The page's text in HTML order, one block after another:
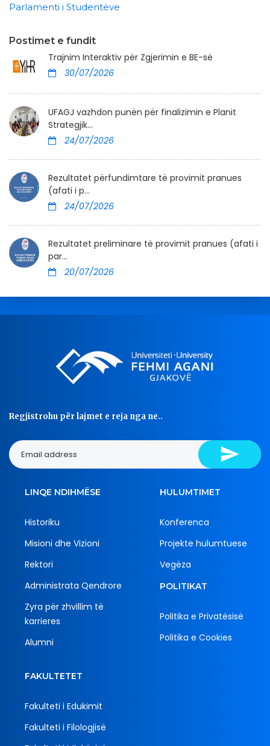
Parlamenti i Studentëve
Postimet e fundit
Trajnim Interaktiv për Zgjerimin e BE-së
30/07/2026
UFAGJ vazhdon punën për finalizimin e Planit
Strategjik...
24/07/2026
Rezultatet përfundimtare të provimit pranues
(afati i p...
24/07/2026
Rezultatet preliminare të provimit pranues (afati i
par...
20/07/2026
Regjistrohu për lajmet e reja nga ne..
LINQE NDIHMËSE
Historiku
Misioni dhe Vizioni
Rektori
Administrata Qendrore
Zyra për zhvillim të
karrieres
Alumni
HULUMTIMET
Konferenca
Projekte hulumtuese
Vegëza
POLITIKAT
Politika e Privatësisë
Politika e Cookies
FAKULTETET
Fakulteti i Edukimit
Fakulteti i Filologjisë